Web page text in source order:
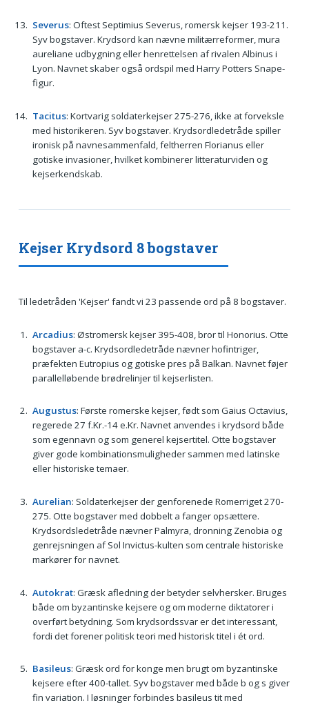
Severus: Oftest Septimius Severus, romersk kejser 193-211.
Syv bogstaver. Krydsord kan nævne militærreformer, mura
aureliane udbygning eller henrettelsen af rivalen Albinus i
Lyon. Navnet skaber også ordspil med Harry Potters Snape-
figur.
Tacitus: Kortvarig soldaterkejser 275-276, ikke at forveksle
med historikeren. Syv bogstaver. Krydsordledetråde spiller
ironisk på navnesammenfald, feltherren Florianus eller
gotiske invasioner, hvilket kombinerer litteraturviden og
kejserkendskab.
Kejser Krydsord 8 bogstaver
Til ledetråden 'Kejser' fandt vi 23 passende ord på 8 bogstaver.
Arcadius: Østromersk kejser 395-408, bror til Honorius. Otte
bogstaver a-c. Krydsordledetråde nævner hofintriger,
præfekten Eutropius og gotiske pres på Balkan. Navnet føjer
parallelløbende brødrelinjer til kejserlisten.
Augustus: Første romerske kejser, født som Gaius Octavius,
regerede 27 f.Kr.-14 e.Kr. Navnet anvendes i krydsord både
som egennavn og som generel kejsertitel. Otte bogstaver
giver gode kombinationsmuligheder sammen med latinske
eller historiske temaer.
Aurelian: Soldaterkejser der genforenede Romerriget 270-
275. Otte bogstaver med dobbelt a fanger opsættere.
Krydsordsledetråde nævner Palmyra, dronning Zenobia og
genrejsningen af Sol Invictus-kulten som centrale historiske
markører for navnet.
Autokrat: Græsk afledning der betyder selvhersker. Bruges
både om byzantinske kejsere og om moderne diktatorer i
overført betydning. Som krydsordssvar er det interessant,
fordi det forener politisk teori med historisk titel i ét ord.
Basileus: Græsk ord for konge men brugt om byzantinske
kejsere efter 400-tallet. Syv bogstaver med både b og s giver
fin variation. I løsninger forbindes basileus tit med